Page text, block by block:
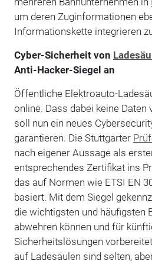
um deren Zuginformationen
Informationskette integrieren
Cyber-Sicherheit von
Anti-Hacker-Siegel an
Öffentliche Elektroauto-
online. Dass dabei keine Daten
soll nun ein neues
garantieren. Die Stuttgarter
nach eigener Aussage als
entsprechendes Zertifikat ins
das auf Normen wie ETSI EN
basiert. Mit dem Siegel
die wichtigsten und häufigsten
abwehren können und für
Sicherheitslösungen
auf Ladesäulen sind selten,